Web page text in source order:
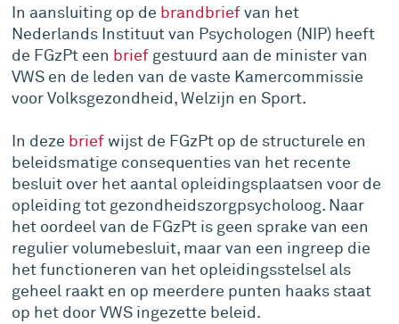
In aansluiting op de brandbriefvan het
Nederlands Instituut van Psychologen (NIP) heeft
de FGzPt een briefgestuurd aan de minister van
VWS en de leden van de vaste Kamercommissie
voor Volksgezondheid, Welzijn en Sport.
In deze briefwijst de FGzPt op de structurele en
beleidsmatige consequenties van het recente
besluit over het aantal opleidingsplaatsen voor de
opleiding tot gezondheidszorgpsycholoog. Naar
het oordeel van de FGzPt is geen sprake van een
regulier volumebesluit, maar van een ingreep die
het functioneren van het opleidingsstelsel als
geheel raakt en op meerdere punten haaks staat
op het door VWS ingezette beleid.